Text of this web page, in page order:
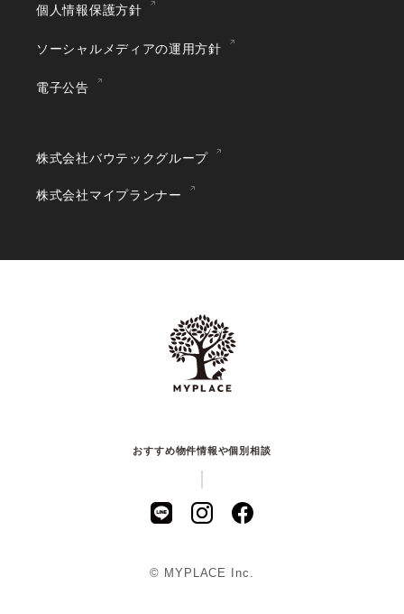
個人情報保護方針
ソーシャルメディアの運用方針
電子公告
株式会社バウテックグループ
株式会社マイプランナー
おすすめ物件情報や個別相談
© MYPLACE Inc.